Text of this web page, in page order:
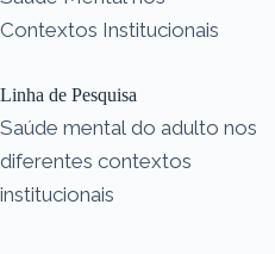
Contextos Institucionais
Linha de Pesquisa
Saúde mental do adulto nos
diferentes contextos
institucionais